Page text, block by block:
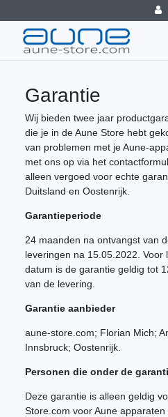
Garantie
Wij bieden twee jaar
die je in de Aune Store hebt
van problemen met je Aune-
met ons op via het
alleen vergoed voor echte
Duitsland en Oostenrijk.
Garantieperiode
24 maanden na ontvangst van
leveringen na 15.05.2022. Voor
datum is de garantie geldig tot
van de levering.
Garantie aanbieder
aune-store.com; Florian Mich;
Innsbruck; Oostenrijk.
Personen die onder de
Deze garantie is alleen geldig
Store.com voor Aune apparaten